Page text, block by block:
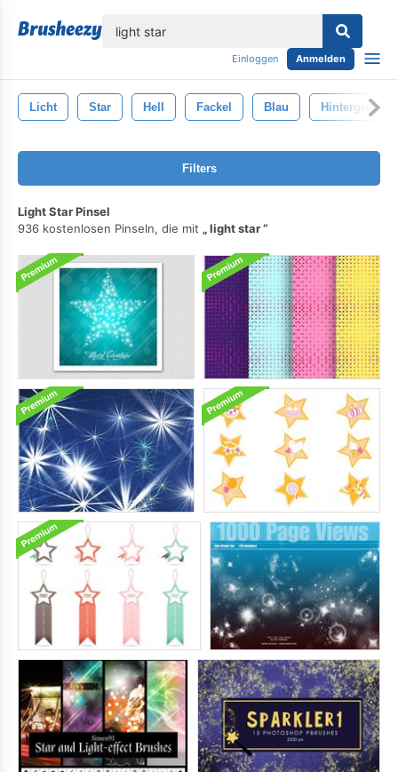
Einloggen Anmelden
Licht Star Hell Fackel Blau Hintergrund
Filters
Light Star Pinsel
936 kostenlosen Pinseln, die mit
light star